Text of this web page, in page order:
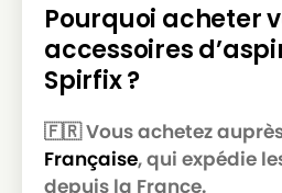
Pourquoi acheter
accessoires
Spirfix ?
🇫🇷 Vous achetez
Française, qui expédie
depuis la France.